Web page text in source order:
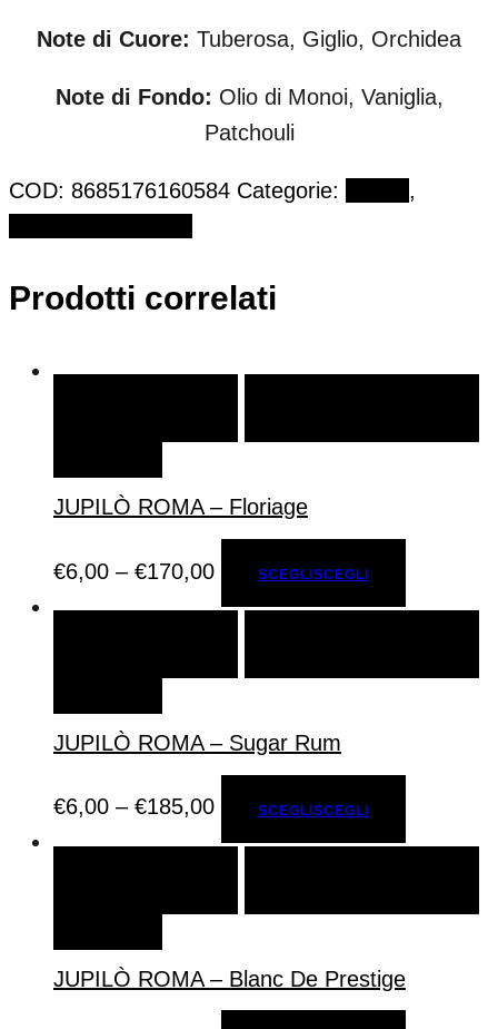
Note di Cuore: Tuberosa, Giglio, Orchidea
Note di Fondo: Olio di Monoi, Vaniglia,
Patchouli
COD: 8685176160584 Categorie:
,
Prodotti correlati
JUPILÒ ROMA – Floriage
€6,00 – €170,00 SCEGLISCEGLI
JUPILÒ ROMA – Sugar Rum
€6,00 – €185,00 SCEGLISCEGLI
JUPILÒ ROMA – Blanc De Prestige